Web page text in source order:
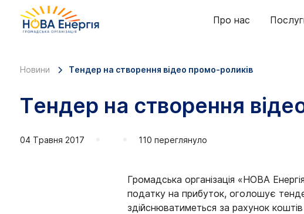
Про нас
Новини Тендер на створення відео промо-роликів
Тендер на створення
04 Травня 2017 110 переглянуло
Громадська організація «НОВА
податку на прибуток, оголошує
здійснюватиметься за рахунок